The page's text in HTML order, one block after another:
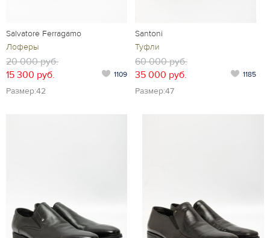
Salvatore Ferragamo
Лоферы
20 000 руб.
15 300 руб.
1109
Размер:42
Santoni
Туфли
60 000 руб.
35 000 руб.
1185
Размер:47